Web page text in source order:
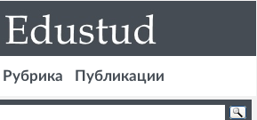
Рубрика Публикации